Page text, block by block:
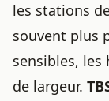
les stations
souvent plus
sensibles, les
de largeur.